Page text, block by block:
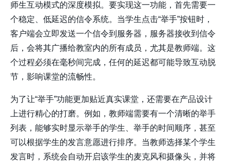
师生互动模式的深度模拟。要实现这一功能，首先需要一
个稳定、低延迟的信令系统。当学生点击“举手”按钮时，
客户端会立即发送一个信令到服务器，服务器接收到信令
后，会将其广播给教室内的所有成员，尤其是教师端。这
个过程必须在毫秒间完成，任何的延迟都可能导致互动脱
节，影响课堂的流畅性。
为了让“举手”功能更加贴近真实课堂，还需要在产品设计
上进行精心的打磨。例如，教师端需要有一个清晰的举手
列表，能够实时显示举手的学生、举手的时间顺序，甚至
可以根据学生的发言意愿进行排序。当教师选择某个学生
发言时，系统会自动开启该学生的麦克风和摄像头，并将